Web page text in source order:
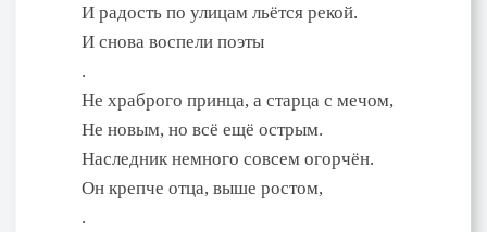
И радость по улицам льётся рекой.
И снова воспели поэты
.
Не храброго принца, а старца с мечом,
Не новым, но всё ещё острым.
Наследник немного совсем огорчён.
Он крепче отца, выше ростом,
.